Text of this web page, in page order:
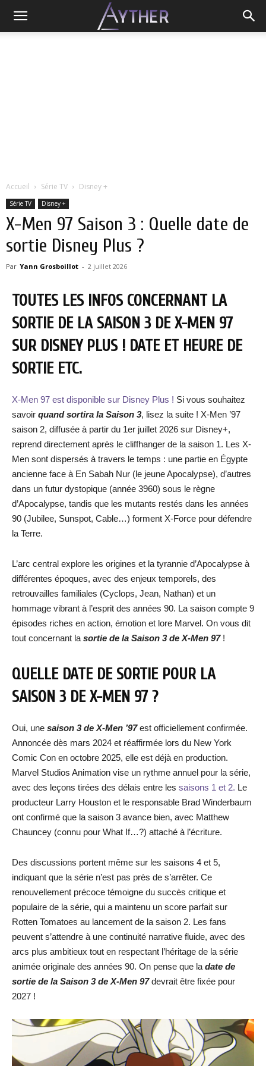
Accueil Série TV Disney +
Série TV Disney +
X-Men 97 Saison 3 : Quelle date de
sortie Disney Plus ?
Par Yann Grosboillot - 2 juillet 2026
TOUTES LES INFOS CONCERNANT LA
SORTIE DE LA SAISON 3 DE X-MEN 97
SUR DISNEY PLUS ! DATE ET HEURE DE
SORTIE ETC.
X-Men 97 est disponible sur Disney Plus ! Si vous souhaitez
savoir quand sortira la Saison 3, lisez la suite ! X-Men ’97
saison 2, diffusée à partir du 1er juillet 2026 sur Disney+,
reprend directement après le cliffhanger de la saison 1. Les X-
Men sont dispersés à travers le temps : une partie en Égypte
ancienne face à En Sabah Nur (le jeune Apocalypse), d’autres
dans un futur dystopique (année 3960) sous le règne
d’Apocalypse, tandis que les mutants restés dans les années
90 (Jubilee, Sunspot, Cable…) forment X-Force pour défendre
la Terre.
L’arc central explore les origines et la tyrannie d’Apocalypse à
différentes époques, avec des enjeux temporels, des
retrouvailles familiales (Cyclops, Jean, Nathan) et un
hommage vibrant à l’esprit des années 90. La saison compte 9
épisodes riches en action, émotion et lore Marvel. On vous dit
tout concernant la sortie de la Saison 3 de X-Men 97!
QUELLE DATE DE SORTIE POUR LA
SAISON 3 DE X-MEN 97 ?
Oui, une saison 3 de X-Men ’97est officiellement confirmée.
Annoncée dès mars 2024 et réaffirmée lors du New York
Comic Con en octobre 2025, elle est déjà en production.
Marvel Studios Animation vise un rythme annuel pour la série,
avec des leçons tirées des délais entre les saisons 1 et 2. Le
producteur Larry Houston et le responsable Brad Winderbaum
ont confirmé que la saison 3 avance bien, avec Matthew
Chauncey (connu pour What If…?) attaché à l’écriture.
Des discussions portent même sur les saisons 4 et 5,
indiquant que la série n’est pas près de s’arrêter. Ce
renouvellement précoce témoigne du succès critique et
populaire de la série, qui a maintenu un score parfait sur
Rotten Tomatoes au lancement de la saison 2. Les fans
peuvent s’attendre à une continuité narrative fluide, avec des
arcs plus ambitieux tout en respectant l’héritage de la série
animée originale des années 90. On pense que la date de
sortie de la Saison 3 de X-Men 97devrait être fixée pour
2027 !